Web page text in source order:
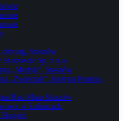
chirurg, Staszów
Sp. z o.o.
„Medyk”, Staszów
„Zwierzak”, Justyna Pomian,
Hau Miau Staszów
w Łubnicach
Bogorii